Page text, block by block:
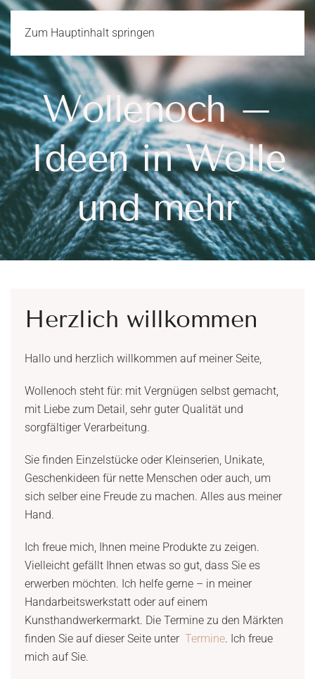
Zum Hauptinhalt springen
Wollenoch –
Ideen in Wolle
und mehr
Herzlich willkommen
Hallo und herzlich willkommen auf meiner Seite,
Wollenoch steht für: mit Vergnügen selbst gemacht,
mit Liebe zum Detail, sehr guter Qualität und
sorgfältiger Verarbeitung.
Sie finden Einzelstücke oder Kleinserien, Unikate,
Geschenkideen für nette Menschen oder auch, um
sich selber eine Freude zu machen. Alles aus meiner
Hand.
Ich freue mich, Ihnen meine Produkte zu zeigen.
Vielleicht gefällt Ihnen etwas so gut, dass Sie es
erwerben möchten. Ich helfe gerne – in meiner
Handarbeitswerkstatt oder auf einem
Kunsthandwerkermarkt. Die Termine zu den Märkten
finden Sie auf dieser Seite unter Termine. Ich freue
mich auf Sie.